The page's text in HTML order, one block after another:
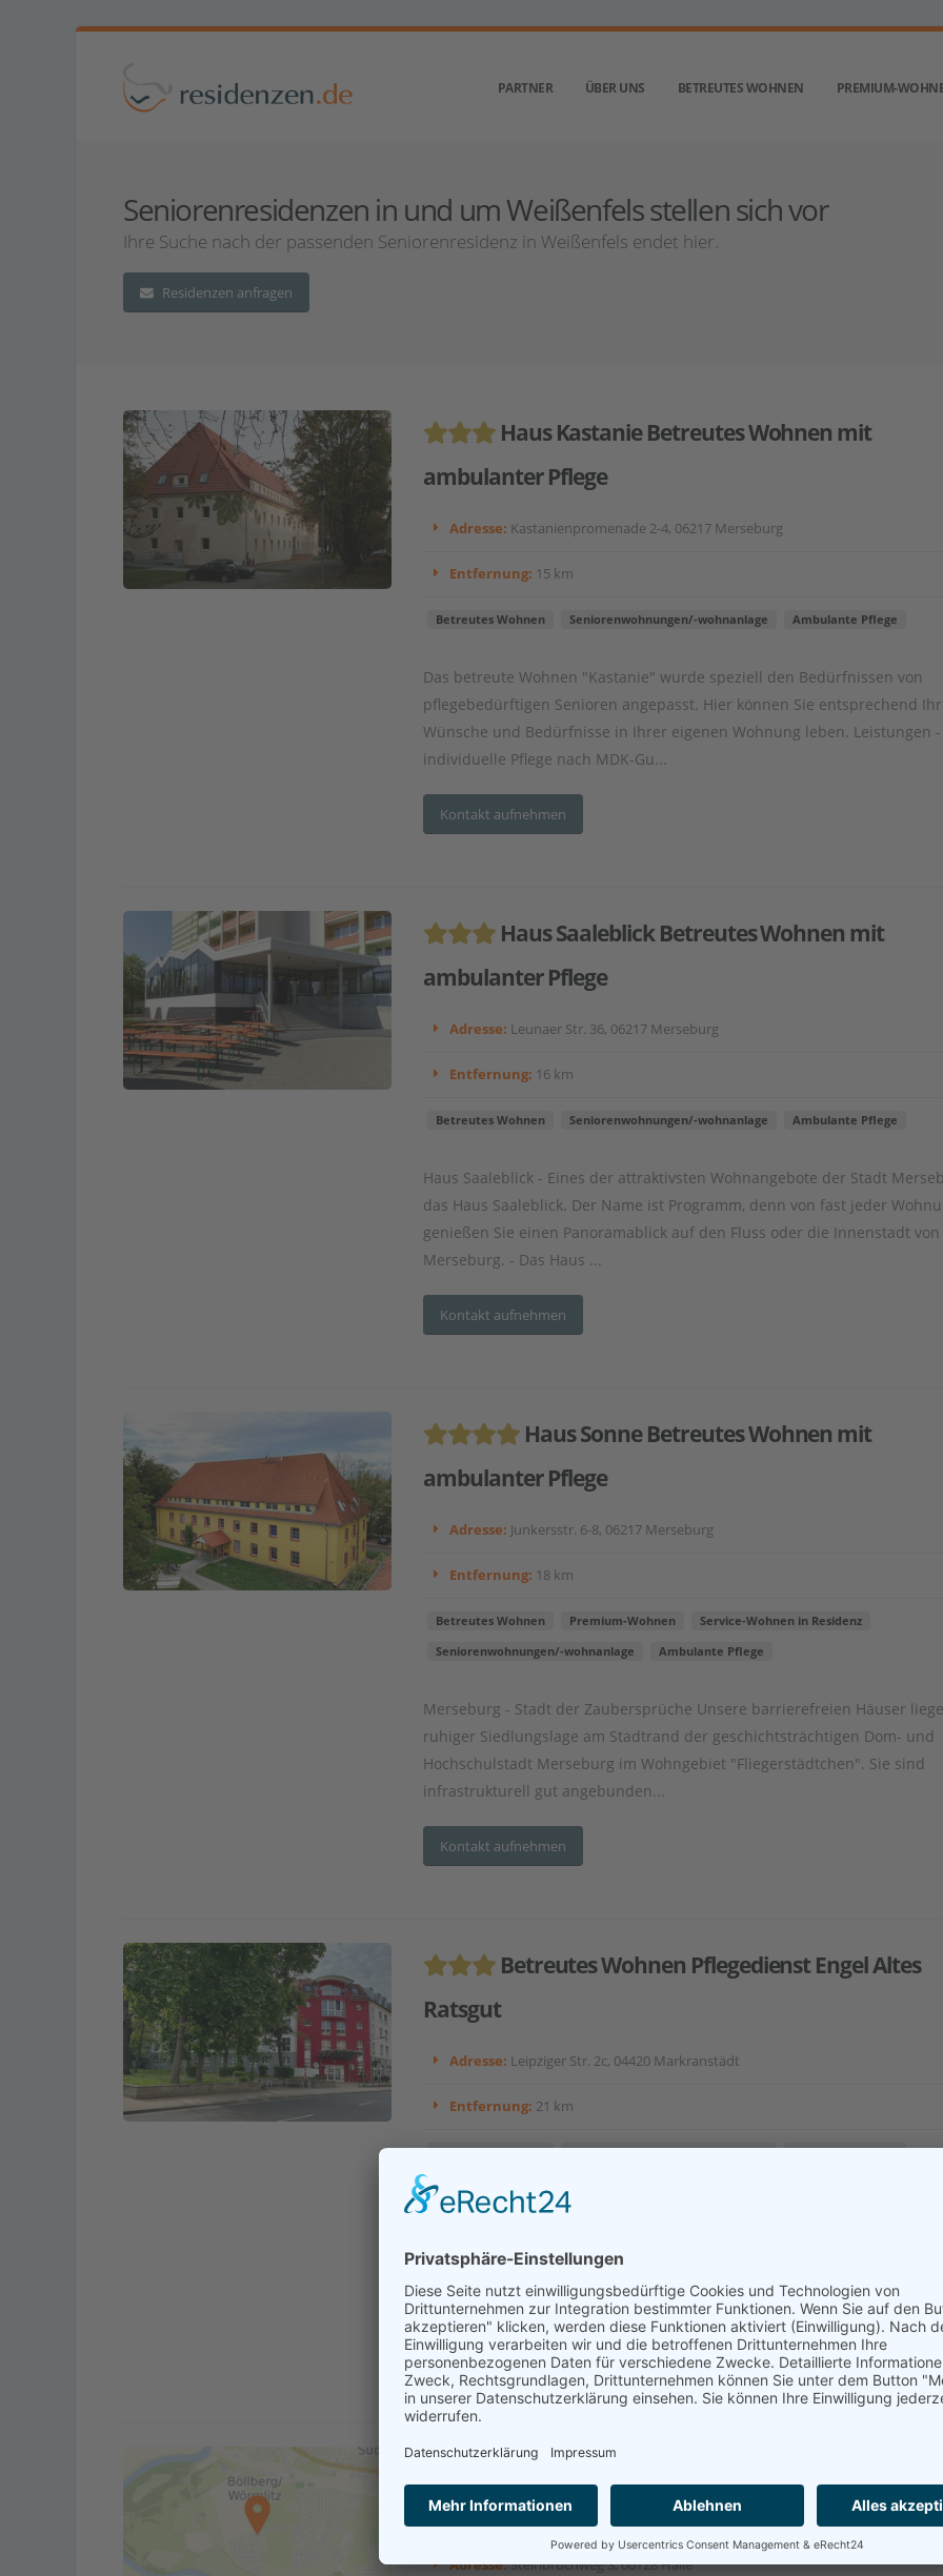
PARTNER ÜBER UNS BETREUTES WOHNEN PREMIUM-
Seniorenresidenzen in und um Weißenfels stellen sich vor
Ihre Suche nach der passenden Seniorenresidenz in Weißenfels endet hier.
Residenzen anfragen
Haus Kastanie Betreutes Wohnen mit
ambulanter Pflege
Adresse: Kastanienpromenade 2-4, 06217 Merseburg
Entfernung: 15 km
Betreutes Wohnen Seniorenwohnungen/-wohnanlage Ambulante Pflege
Das betreute Wohnen "Kastanie" wurde speziell den Bedürfnissen von
pflegebedürftigen Senioren angepasst. Hier können Sie entsprechend
Wünsche und Bedürfnisse in Ihrer eigenen Wohnung leben. Leistungen -
individuelle Pflege nach MDK-Gu...
Kontakt aufnehmen
Haus Saaleblick Betreutes Wohnen mit
ambulanter Pflege
Adresse: Leunaer Str. 36, 06217 Merseburg
Entfernung: 16 km
Betreutes Wohnen Seniorenwohnungen/-wohnanlage Ambulante Pflege
Haus Saaleblick - Eines der attraktivsten Wohnangebote der Stadt
das Haus Saaleblick. Der Name ist Programm, denn von fast jeder
genießen Sie einen Panoramablick auf den Fluss oder die Innenstadt von
Merseburg. - Das Haus ...
Kontakt aufnehmen
Haus Sonne Betreutes Wohnen mit
ambulanter Pflege
Adresse: Junkersstr. 6-8, 06217 Merseburg
Entfernung: 18 km
Betreutes Wohnen Premium-Wohnen Service-Wohnen in Residenz
Seniorenwohnungen/-wohnanlage Ambulante Pflege
Merseburg - Stadt der Zaubersprüche Unsere barrierefreien Häuser
ruhiger Siedlungslage am Stadtrand der geschichtsträchtigen Dom- und
Hochschulstadt Merseburg im Wohngebiet "Fliegerstädtchen". Sie sind
infrastrukturell gut angebunden...
Kontakt aufnehmen
Betreutes Wohnen Pflegedienst Engel Altes
Ratsgut
Adresse: Leipziger Str. 2c, 04420 Markranstädt
Entfernung: 21 km
Betreutes Wohnen Seniorenwohnungen/-wohnanlage Ambulante Pflege
Verhinderungspflege
Kulkwitzer See liegt am Ortseingang. eine Bushaltestellt liegt nur wenige
von der Seniorenresidenz entfernt....
Kontakt aufnehmen
Betreutes Wohnen Häusliche Krankenpflege
Angela Wiesener
Adresse:Steinbruchweg 3, 06128 Halle